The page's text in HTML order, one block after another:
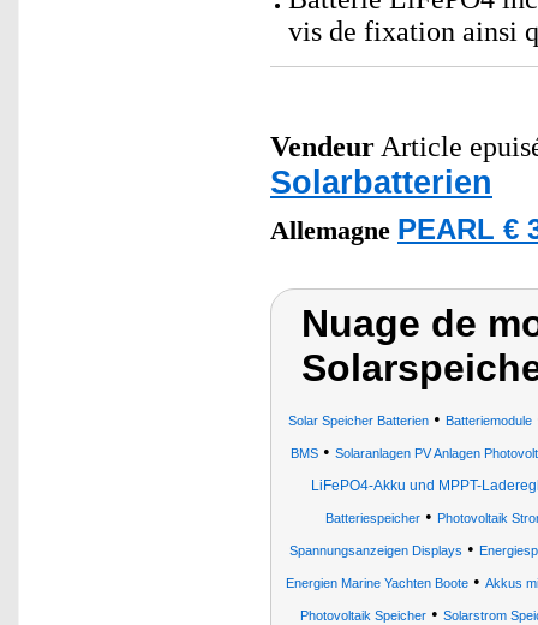
vis de fixation ainsi
Vendeur Article
Solarbatterien
Allemagne PEARL €
Nuage de
Solar Speicher Batterien• Batteriemodule
BMS • Solaranlagen PV Anlagen
LiFePO4-Akku und MPPT-
Batteriespeicher• Photovoltaik
Spannungsanzeigen Displays •
Energien Marine Yachten Boote • Akkus
Photovoltaik Speicher• Solarstrom